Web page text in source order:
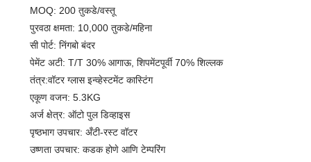
MOQ: 200 तुकडे/वस्तू
पुरवठा क्षमता: 10,000 तुकडे/महिना
सी पोर्ट: निंगबो बंदर
पेमेंट अटी: T/T 30% आगाऊ, शिपमेंटपूर्वी 70% शिल्लक
तंत्र:वॉटर ग्लास इन्व्हेस्टमेंट कास्टिंग
एकूण वजन: 5.3KG
अर्ज क्षेत्र: ऑटो पुल डिव्हाइस
पृष्ठभाग उपचार: अँटी-रस्ट वॉटर
उष्णता उपचार: कडक होणे आणि टेम्परिंग